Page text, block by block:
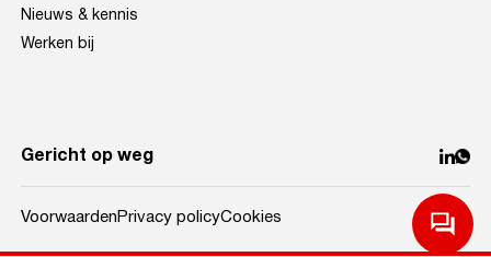
Nieuws & kennis
Werken bij
Gericht op weg
VoorwaardenPrivacy policyCookies